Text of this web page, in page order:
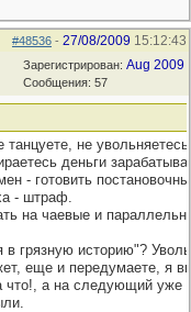
#48536 - 27/08/2009 15:12:43
Зарегистрирован: Aug 2009
Сообщения: 57
не
деньги
- готовить
- штраф.
на чаевые и
грязную историю"?
еще и передумаете, я
что!, а на следующий уже